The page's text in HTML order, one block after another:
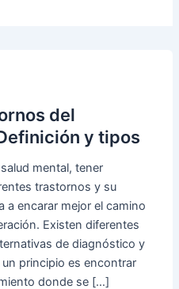
del
y tipos
mental, tener
trastornos y su
a encarar mejor el camino
Existen diferentes
de diagnóstico y
principio es encontrar
donde se […]